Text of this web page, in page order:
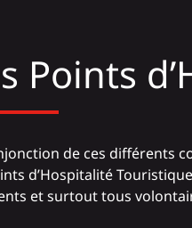
Points
de ces différents
d’Hospitalité
et surtout tous